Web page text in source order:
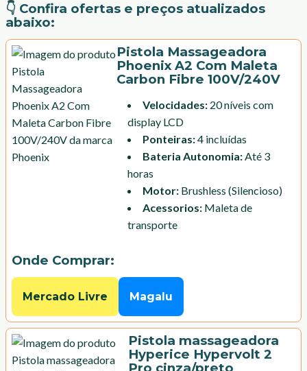
👇 Confira ofertas e preços atualizados
abaixo:
Pistola Massageadora
Phoenix A2 Com Maleta
Carbon Fibre 100V/240V
Velocidades: 20 níveis com
display LCD
Ponteiras:4 incluídas
Bateria Autonomia:Até 3
horas
Motor: Brushless (Silencioso)
Acessorios: Maleta de
transporte
Onde Comprar:
Mercado Livre Magalu
Pistola massageadora
Hyperice Hypervolt 2
Pro cinza/preto